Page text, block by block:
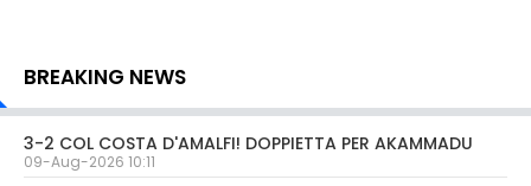
BREAKING NEWS
3-2 COL COSTA D'AMALFI! DOPPIETTA PER AKAMMADU
09-Aug-2026 10:11